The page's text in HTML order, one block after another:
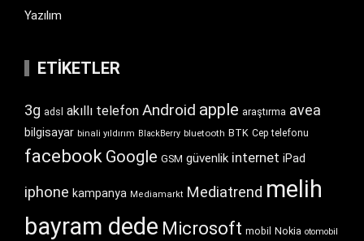
Yazılım
ETIKETLER
3g adsl akıllı telefon Android apple araştırma avea
bilgisayar binali yıldırım BlackBerry bluetooth BTK Cep telefonu
facebook Google GSM güvenlik internet iPad
iphone kampanya Mediamarkt Mediatrend melih
bayram dede Microsoft mobil Nokia otomobil